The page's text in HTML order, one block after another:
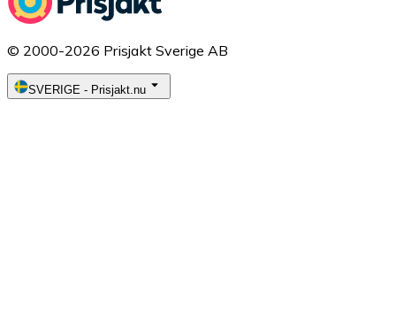
© 2000-2026 Prisjakt Sverige AB
SVERIGE - Prisjakt.nu